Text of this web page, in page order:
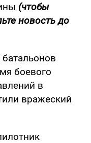
(чтобы
новость до
боевого
в
вражеский